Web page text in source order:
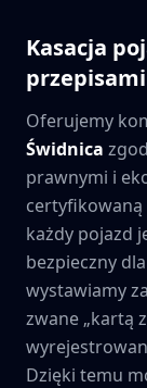
Kasacja
przepisami
Oferujemy
Świdnica
prawnymi i
certyfikowaną
każdy pojazd
bezpieczny
wystawiamy
zwane „kartą
Dzięki temu